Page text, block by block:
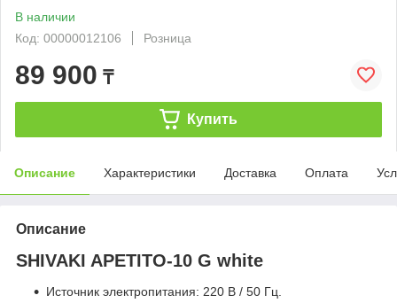
В наличии
Код: 00000012106
Розница
89 900 ₸
Купить
Описание Характеристики Доставка Оплата
Описание
SHIVAKI APETITO-10 G white
Источник электропитания: 220 B / 50 Гц.